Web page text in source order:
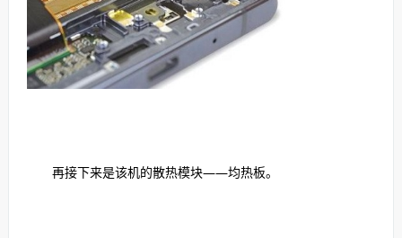
再接下来是该机的散热模块——均热板。